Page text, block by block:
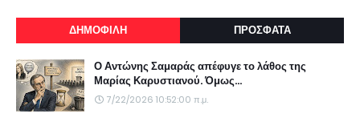
ΔΗΜΟΦΙΛΗ ΠΡΟΣΦΑΤΑ
Ο Αντώνης Σαμαράς απέφυγε το λάθος της
Μαρίας Καρυστιανού. Όμως...
7/22/2026 10:52:00 π.μ.